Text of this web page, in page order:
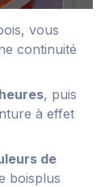
vous
continuité
, puis
à effet
de
boisplus